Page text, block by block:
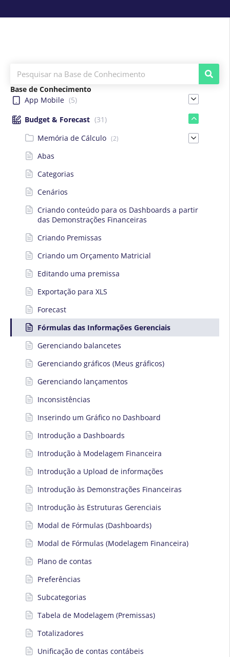
Base de Conhecimento
App Mobile (5)
Budget & Forecast (31)
Memória de Cálculo (2)
Abas
Categorias
Cenários
Criando conteúdo para os Dashboards a partir
das Demonstrações Financeiras
Criando Premissas
Criando um Orçamento Matricial
Editando uma premissa
Exportação para XLS
Forecast
Fórmulas das Informações Gerenciais
Gerenciando balancetes
Gerenciando gráficos (Meus gráficos)
Gerenciando lançamentos
Inconsistências
Inserindo um Gráfico no Dashboard
Introdução a Dashboards
Introdução à Modelagem Financeira
Introdução a Upload de informações
Introdução às Demonstrações Financeiras
Introdução às Estruturas Gerenciais
Modal de Fórmulas (Dashboards)
Modal de Fórmulas (Modelagem Financeira)
Plano de contas
Preferências
Subcategorias
Tabela de Modelagem (Premissas)
Totalizadores
Unificação de contas contábeis